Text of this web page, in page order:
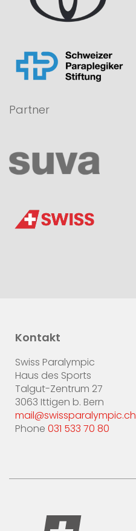
Partner
Kontakt
Swiss Paralympic
Haus des Sports
Talgut-Zentrum 27
3063 Ittigen b. Bern
mail@swissparalympic.ch
Phone 031 533 70 80